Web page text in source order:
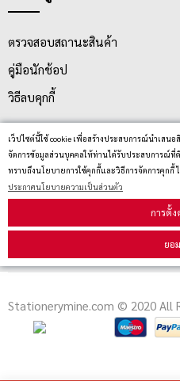
เว็ปไซต์นี้ใช้ cookie เพื่อสร้างประสบการณ์นำเสน
จัดการข้อมูลส่วนบุคคลให้ท่านได้รับประสบการณ์ที่ดี
ทราบถึงนโยบายการใช้คุกกี้และวิธีการจัดการคุกกี้
ประกาศนโยบายความเป็นส่วนตัว
การตั้
ยอ
ตรวจสอบสถานะสินค้า
คู่มือนักช้อป
วิธีลบคุกกี้
สมัครรับข่าวสาร
Stationerymine.com © 2020 All